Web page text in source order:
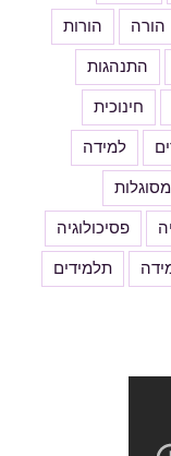
הורה הורות
התנהגות
חינוכית
למידה
מסוגלות
פסיכולוגיה
תלמידים